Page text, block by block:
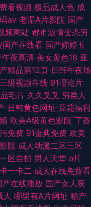
看视频 极品成人色 成
av 老湿A片影院 国产
频网站 都市激情变态另
国产在线看 国产婷婷五
午夜高清 美女黄色18 亚
精品第12页 日韩午夜场
级视频在线 91理论片
毛片 久久叉叉 另类人
日韩黄色网址 豆花福利
欧美A级黄色影院 丁香
免费 91金典免费 欧美
院 成人动漫二区三区
区自拍 男人天堂 a片
一卡二 成人在线免费看
产在线播放 国产女人夜
人 哪里有A片网址 精产